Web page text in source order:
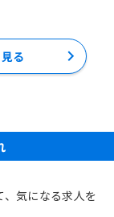
る
気になる求人を